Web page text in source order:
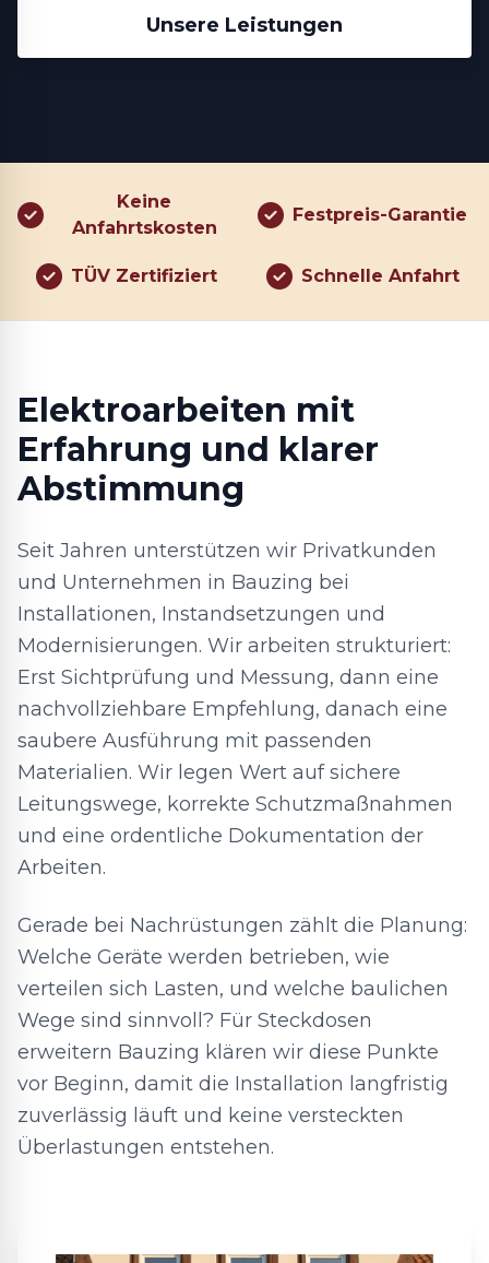
Unsere Leistungen
Keine
Anfahrtskosten
Festpreis-Garantie
TÜV Zertifiziert Schnelle Anfahrt
Elektroarbeiten mit
Erfahrung und klarer
Abstimmung
Seit Jahren unterstützen wir Privatkunden
und Unternehmen in Bauzing bei
Installationen, Instandsetzungen und
Modernisierungen. Wir arbeiten strukturiert:
Erst Sichtprüfung und Messung, dann eine
nachvollziehbare Empfehlung, danach eine
saubere Ausführung mit passenden
Materialien. Wir legen Wert auf sichere
Leitungswege, korrekte Schutzmaßnahmen
und eine ordentliche Dokumentation der
Arbeiten.
Gerade bei Nachrüstungen zählt die Planung:
Welche Geräte werden betrieben, wie
verteilen sich Lasten, und welche baulichen
Wege sind sinnvoll? Für Steckdosen
erweitern Bauzing klären wir diese Punkte
vor Beginn, damit die Installation langfristig
zuverlässig läuft und keine versteckten
Überlastungen entstehen.